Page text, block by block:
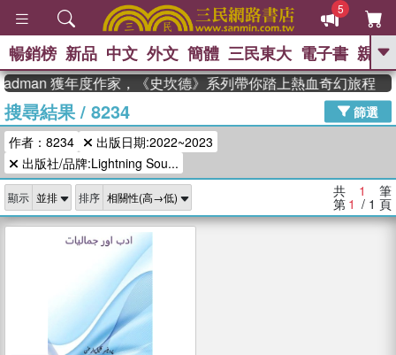
5
GO
高希均教授回憶錄
、 The Odyssey 、 父親節 、 如果歷
史是一群喵
獎 臺灣漫遊錄
登輝時代 、 數學女孩：黎曼猜想 、
偉大的迷走神經
暢銷榜 新品 中文 外文 簡體 三民東大 電子書 親子
獲年度作家，《史坎德》系列帶你踏上熱血奇幻旅程
搜尋結果/ 8234
篩選
作者：8234
出版日期:2022~2023
出版社/品牌:Lightning Sou...
顯示 排序 共 1 筆
第 1 / 1 頁